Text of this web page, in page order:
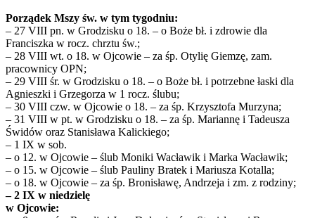
Porządek Mszy św. w tym tygodniu:
– 27 VIII pn. w Grodzisku o 18. – o Boże bł. i zdrowie dla
Franciszka w rocz. chrztu św.;
– 28 VIII wt. o 18. w Ojcowie – za śp. Otylię Giemzę, zam.
pracownicy OPN;
– 29 VIII śr. w Grodzisku o 18. – o Boże bł. i potrzebne łaski dla
Agnieszki i Grzegorza w 1 rocz. ślubu;
– 30 VIII czw. w Ojcowie o 18. – za śp. Krzysztofa Murzyna;
– 31 VIII w pt. w Grodzisku o 18. – za śp. Mariannę i Tadeusza
Świdów oraz Stanisława Kalickiego;
– 1 IX w sob.
– o 12. w Ojcowie – ślub Moniki Wacławik i Marka Wacławik;
– o 15. w Ojcowie – ślub Pauliny Bratek i Mariusza Kotalla;
– o 18. w Ojcowie – za śp. Bronisławę, Andrzeja i zm. z rodziny;
– 2 IX w niedzielę
w Ojcowie: